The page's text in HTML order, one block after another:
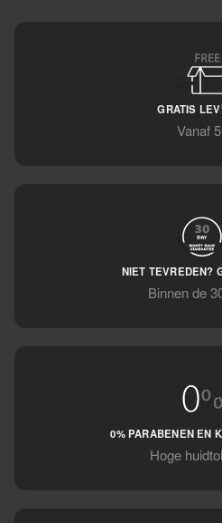
GRATIS
Vanaf
NIET TEVREDEN?
Binnen de
0% PARABENEN EN
Hoge